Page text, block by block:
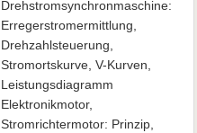
Drehstromsynchronmaschine:
Erregerstromermittlung,
Drehzahlsteuerung,
Stromortskurve, V-Kurven,
Leistungsdiagramm
Elektronikmotor,
Stromrichtermotor: Prinzip,